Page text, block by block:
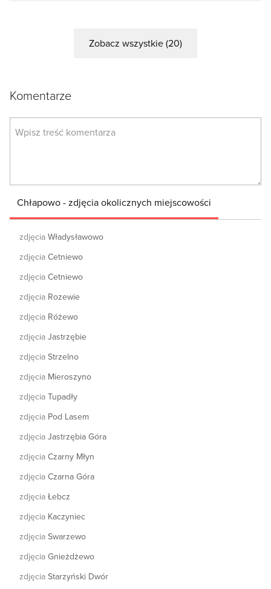
Zobacz wszystkie (20)
Komentarze
Chłapowo - zdjęcia okolicznych miejscowości
zdjęcia Władysławowo
zdjęcia Cetniewo
zdjęcia Cetniewo
zdjęcia Rozewie
zdjęcia Różewo
zdjęcia Jastrzębie
zdjęcia Strzelno
zdjęcia Mieroszyno
zdjęcia Tupadły
zdjęcia Pod Lasem
zdjęcia Jastrzębia Góra
zdjęcia Czarny Młyn
zdjęcia Czarna Góra
zdjęcia Łebcz
zdjęcia Kaczyniec
zdjęcia Swarzewo
zdjęcia Gnieżdżewo
zdjęcia Starzyński Dwór